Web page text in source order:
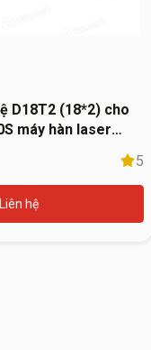
D18T2 (18*2) cho
máy hàn laser
5
Liên hệ